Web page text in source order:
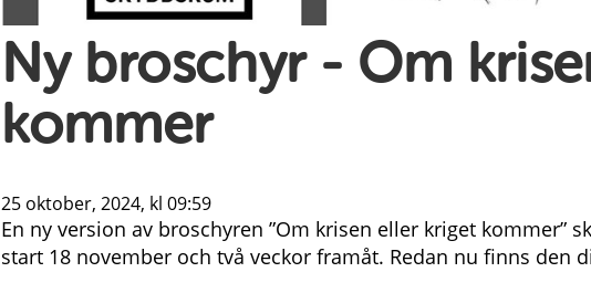
Ny broschyr - Om
kommer
25 oktober, 2024, kl 09:59
En ny version av broschyren ”Om krisen eller kriget kommer”
start 18 november och två veckor framåt. Redan nu finns den